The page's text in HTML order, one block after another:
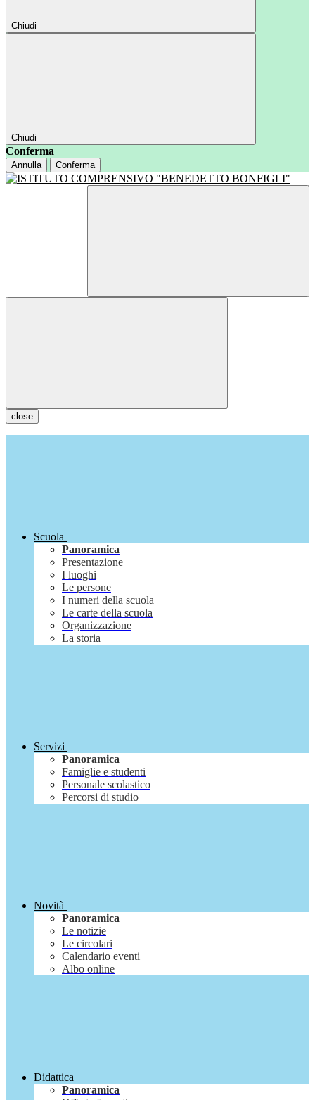
Chiudi
Chiudi
Conferma
Annulla Conferma
close
Scuola
Panoramica
Presentazione
I luoghi
Le persone
I numeri della scuola
Le carte della scuola
Organizzazione
La storia
Servizi
Panoramica
Famiglie e studenti
Personale scolastico
Percorsi di studio
Novità
Panoramica
Le notizie
Le circolari
Calendario eventi
Albo online
Didattica
Panoramica